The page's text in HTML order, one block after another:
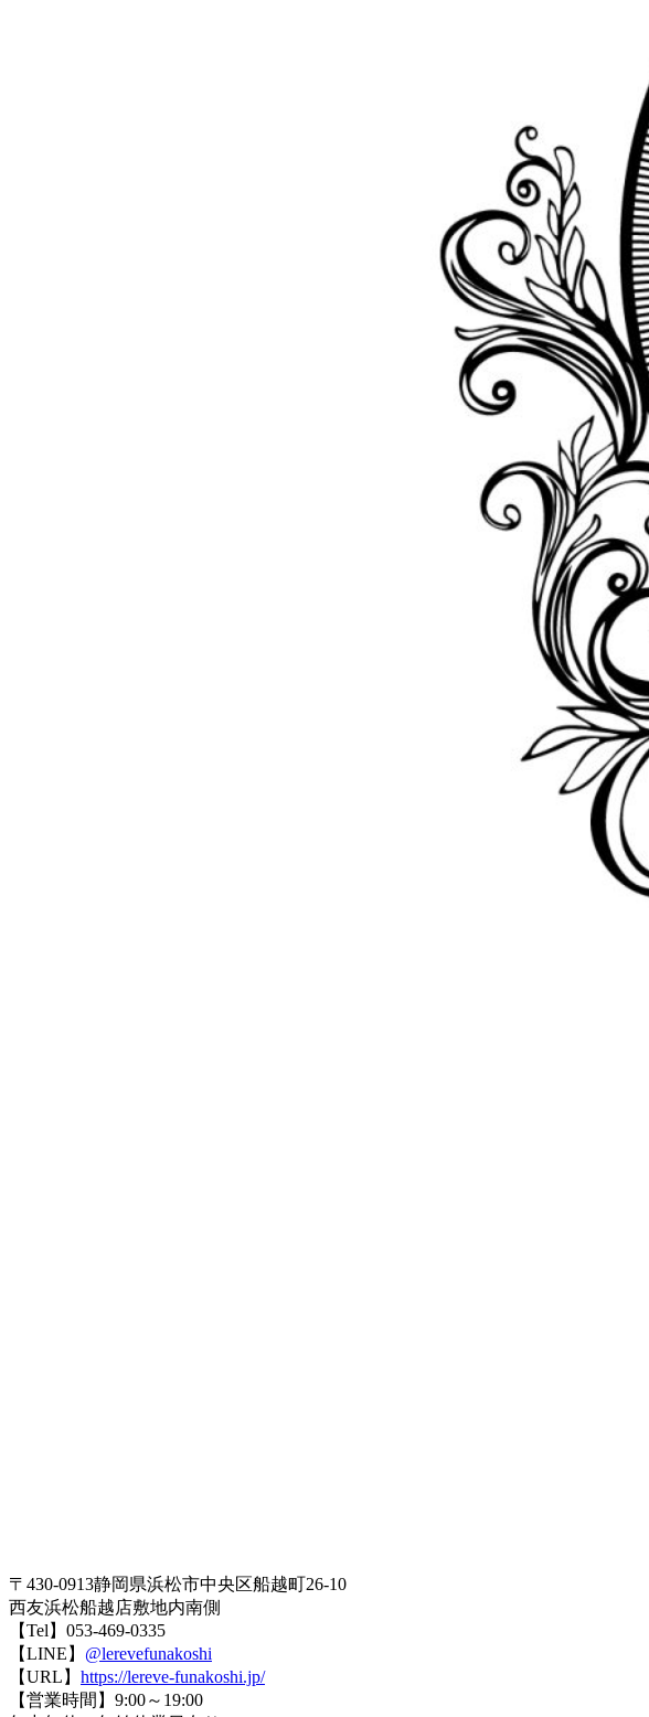
〒430-0913静岡県浜松市中央区船越町26-10
西友浜松船越店敷地内南側
【Tel】053-469-0335
【LINE】 @lerevefunakoshi
【URL】 https://lereve-funakoshi.jp/
【営業時間】9:00～19:00